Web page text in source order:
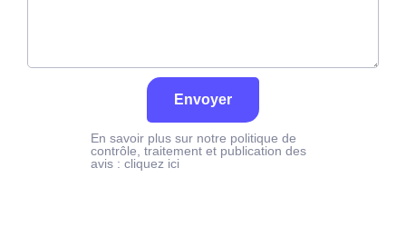
Envoyer
En savoir plus sur notre politique de
contrôle, traitement et publication des
avis : cliquez ici